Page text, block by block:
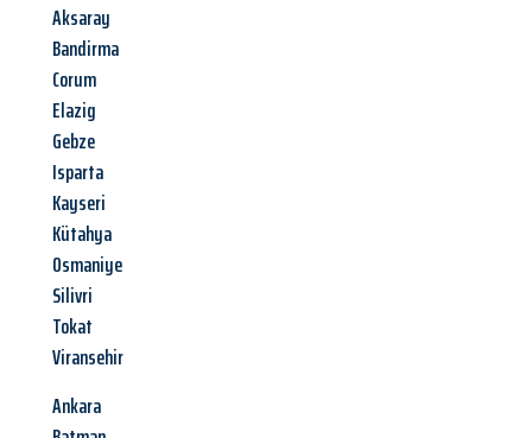
Aksaray
Bandirma
Corum
Elazig
Gebze
Isparta
Kayseri
Kütahya
Osmaniye
Silivri
Tokat
Viransehir
Ankara